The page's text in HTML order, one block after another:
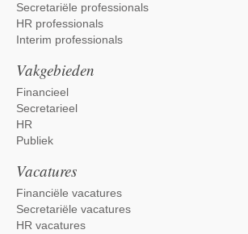
Secretariële professionals
HR professionals
Interim professionals
Vakgebieden
Financieel
Secretarieel
HR
Publiek
Vacatures
Financiële vacatures
Secretariële vacatures
HR vacatures